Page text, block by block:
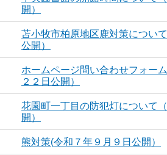
開）
苫小牧市柏原地区鹿対策につい
公開）
ホームページ問い合わせフォー
２２日公開）
花園町一丁目の防犯灯について
開）
熊対策(令和７年９月９日公開）